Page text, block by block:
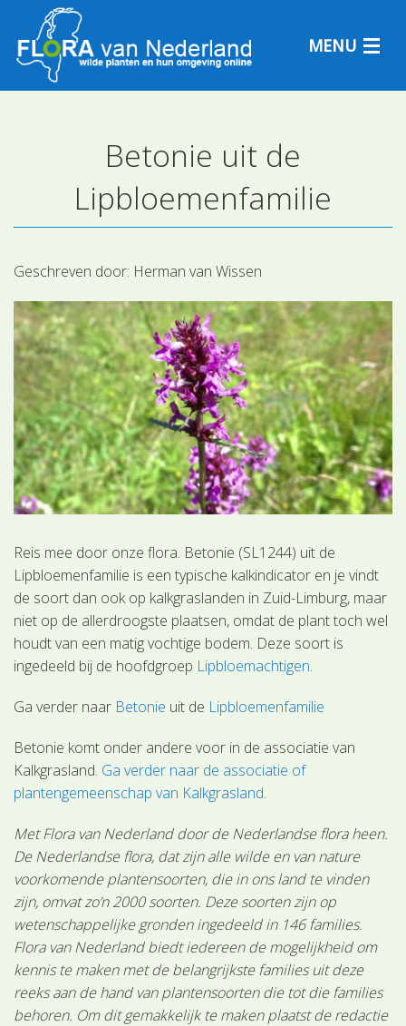
MENU
Plantensoorten
Plantengemeenschappen
Determineren
Betonie uit de
Lipbloemenfamilie
Geschreven door: Herman van Wissen
Reis mee door onze flora. Betonie (SL1244) uit de
Lipbloemenfamilie is een typische kalkindicator en je vindt
de soort dan ook op kalkgraslanden in Zuid-Limburg, maar
niet op de allerdroogste plaatsen, omdat de plant toch wel
houdt van een matig vochtige bodem. Deze soort is
ingedeeld bij de hoofdgroep Lipbloemachtigen.
Ga verder naar Betonie uit de Lipbloemenfamilie
Betonie komt onder andere voor in de associatie van
Kalkgrasland. Ga verder naar de associatie of
plantengemeenschap van Kalkgrasland.
Met Flora van Nederland door de Nederlandse flora heen.
De Nederlandse flora, dat zijn alle wilde en van nature
voorkomende plantensoorten, die in ons land te vinden
zijn, omvat zo’n 2000 soorten. Deze soorten zijn op
wetenschappelijke gronden ingedeeld in 146 families.
Flora van Nederland biedt iedereen de mogelijkheid om
kennis te maken met de belangrijkste families uit deze
reeks aan de hand van plantensoorten die tot die families
behoren. Om dit gemakkelijk te maken plaatst de redactie